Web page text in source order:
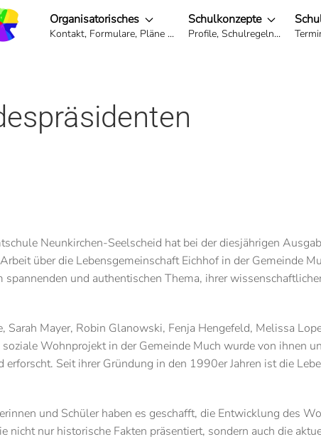
Organisatorisches
Kontakt, Formulare, Pläne ...
Schulkonzepte
Profile, Schulregeln...
Neunkirchen-Seelscheid hat bei der diesjährigen
über die Lebensgemeinschaft Eichhof in der Gemeinde
und authentischen Thema, ihrer
Mayer, Robin Glanowski, Fenja Hengefeld, Melissa
Wohnprojekt in der Gemeinde Much wurde von ihnen
Seit ihrer Gründung in den 1990er Jahren ist die
und Schüler haben es geschafft, die Entwicklung des
nicht nur historische Fakten präsentiert, sondern auch die